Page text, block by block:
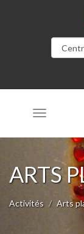
Toggle
ARTS
Activités Arts